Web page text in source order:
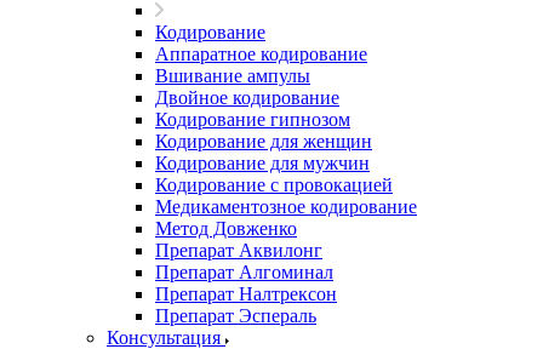
Кодирование
Аппаратное кодирование
Вшивание ампулы
Двойное кодирование
Кодирование гипнозом
Кодирование для женщин
Кодирование для мужчин
Кодирование с провокацией
Медикаментозное кодирование
Метод Довженко
Препарат Аквилонг
Препарат Алгоминал
Препарат Налтрексон
Препарат Эспераль
Консультация